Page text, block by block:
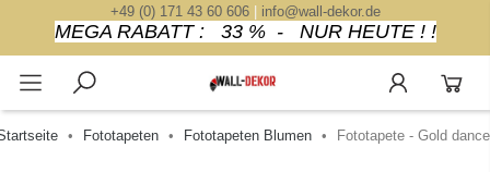
+49 (0) 171 43 60 606| info@wall-dekor.de
MEGA RABATT : 33 % - NUR HEUTE ! !
Fototapeten Fototapeten Blumen Fototapete - Gold dance